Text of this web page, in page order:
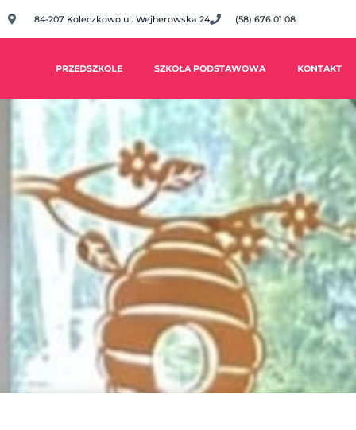
84-207 Koleczkowo ul. Wejherowska 24 (58) 676 01 08
PRZEDSZKOLE SZKOŁA PODSTAWOWA KONTAKT